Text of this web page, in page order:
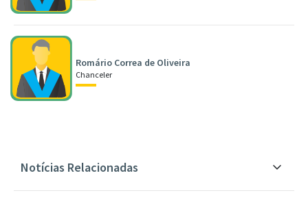
Romário Correa de Oliveira
Chanceler
Notícias Relacionadas